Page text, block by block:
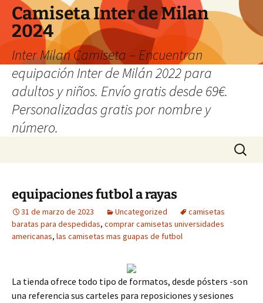
Camiseta Inter de Milan
2024
Inter Milan Camiseta – Encuentran
equipación Inter de Milán 2022 para
adultos y niños. Envío gratis desde 69€.
Personalizadas gratis por nombre y
número.
Buscar:
equipaciones futbol a rayas
31 de marzo de 2023 Uncategorized
camisetas
baratas para despedidas, comprar camisetas universidades
americanas, las camisetas mas guapas de futbol
La tienda ofrece todo tipo de formatos, desde pósters -son
una referencia sus carteles para reposiciones y sesiones